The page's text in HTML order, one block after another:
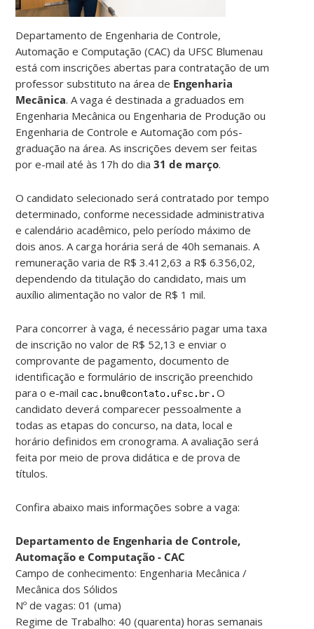
Departamento de Engenharia de Controle,
Automação e Computação (CAC) da UFSC Blumenau
está com inscrições abertas para contratação de um
professor substituto na área de Engenharia
Mecânica. A vaga é destinada a graduados em
Engenharia Mecânica ou Engenharia de Produção ou
Engenharia de Controle e Automação com pós-
graduação na área. As inscrições devem ser feitas
por e-mail até às 17h do dia31 de março.
O candidato selecionado será contratado por tempo
determinado, conforme necessidade administrativa
e calendário acadêmico, pelo período máximo de
dois anos. A carga horária será de 40h semanais. A
remuneração varia de R$ 3.412,63 a R$ 6.356,02,
dependendo da titulação do candidato, mais um
auxílio alimentação no valor de R$ 1 mil.
Para concorrer à vaga, é necessário pagar uma taxa
de inscrição no valor de R$ 52,13 e enviar o
comprovante de pagamento, documento de
identificação e formulário de inscrição preenchido
para o e-mail
O
candidato deverá comparecer pessoalmente a
todas as etapas do concurso, na data, local e
horário definidos em cronograma. A avaliação será
feita por meio de prova didática e de prova de
títulos.
Confira abaixo mais informações sobre a vaga:
Departamento de Engenharia de Controle,
Automação e Computação - CAC
Campo de conhecimento: Engenharia Mecânica /
Mecânica dos Sólidos
Nº de vagas: 01 (uma)
Regime de Trabalho: 40 (quarenta) horas semanais